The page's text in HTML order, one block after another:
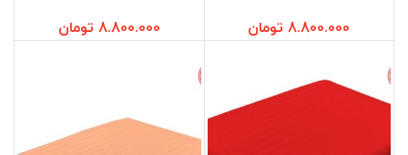
8.800.000 تومان
8.800.000 تومان